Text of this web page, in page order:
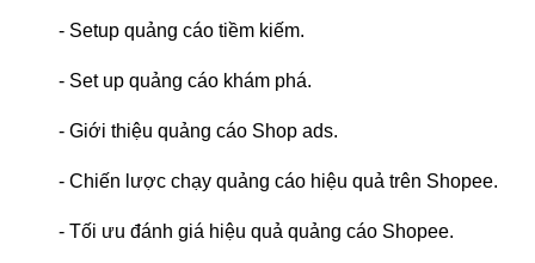
- Setup quảng cáo tiềm kiếm.
- Set up quảng cáo khám phá.
- Giới thiệu quảng cáo Shop ads.
- Chiến lược chạy quảng cáo hiệu quả trên Shopee.
- Tối ưu đánh giá hiệu quả quảng cáo Shopee.